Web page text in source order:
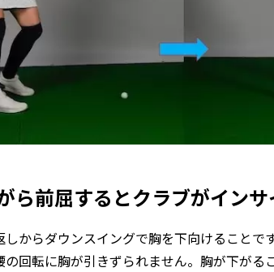
ら前屈するとクラブがイン
しからダウンスイングで胸を下向けることで
回転に胸が引きずられません。胸が下がる